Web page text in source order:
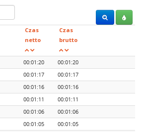
Czas
netto
Czas
brutto
00:01:20
00:01:20
00:01:17
00:01:17
00:01:16
00:01:16
00:01:11
00:01:11
00:01:06
00:01:06
00:01:05
00:01:05